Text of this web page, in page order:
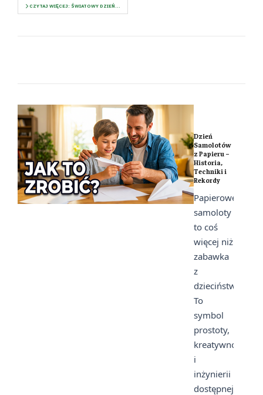
CZYTAJ WIĘCEJ: ŚWIATOWY DZIEŃ...
Dzień
Samolotów
z Papieru –
Historia,
Techniki i
Rekordy
Papierowe
samoloty
to coś
więcej niż
zabawka
z
dzieciństwa.
To
symbol
prostoty,
kreatywności
i
inżynierii
dostępnej